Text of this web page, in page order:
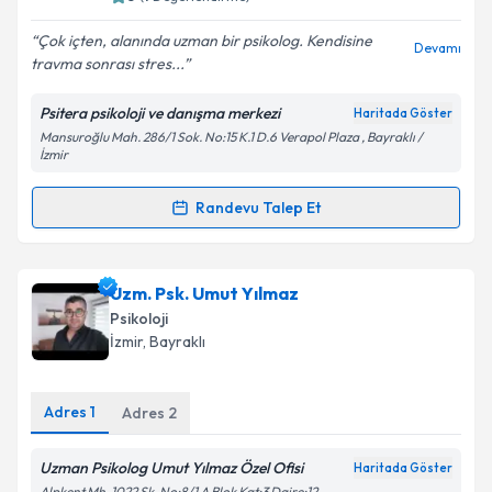
Kişisel verilerimin işlenmesine ilişkin
Aydınlatma
Metni'ni okudum ve kişisel verilerimin belirtilen
Takvim Talebini Gönder
Çok içten, alanında uzman bir psikolog. Kendisine
travma sonrası stres...
Devamı
Psitera psikoloji ve danışma merkezi Haritada Göster
Mansuroğlu Mah. 286/1 Sok. No:15 K.1 D.6 Verapol Plaza , Bayraklı /
İzmir
Randevu Talep Et
Randevu Takvimi Talebi
Klinik Psikolog Zeynep Baltalı
talebi oluşturun. Size bu uzmandan randevu almanız
için bir takvim hazırlandığında e-posta ile
bilgilendireceğiz.
Uzm. Psk. Umut Yılmaz
Psikoloji
İzmir, Bayraklı
Adres 1 Adres 2
Uzman Psikolog Umut Yılmaz Özel Ofisi Haritada Göster